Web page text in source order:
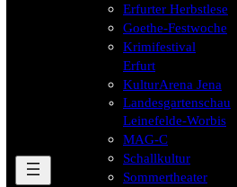
Erfurter Herbstlese
Goethe-Festwoche
Krimifestival
Erfurt
KulturArena Jena
Landesgartenschau
Leinefelde-Worbis
MAG-C
Schallkultur
Sommertheater